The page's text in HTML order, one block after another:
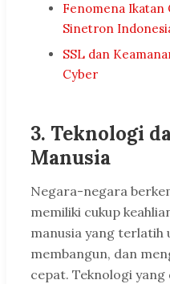
Fenomena Ikatan
Sinetron
SSL dan
Cyber
3. Teknologi
Manusia
Negara-negara
memiliki cukup
manusia yang terlatih
membangun, dan
cepat. Teknologi